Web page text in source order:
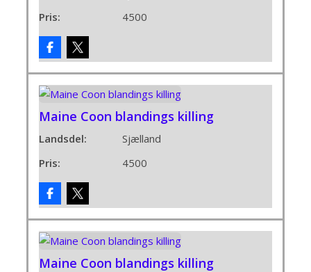
Pris:
4500
Maine Coon blandings killing
Landsdel:
Sjælland
Pris:
4500
Maine Coon blandings killing